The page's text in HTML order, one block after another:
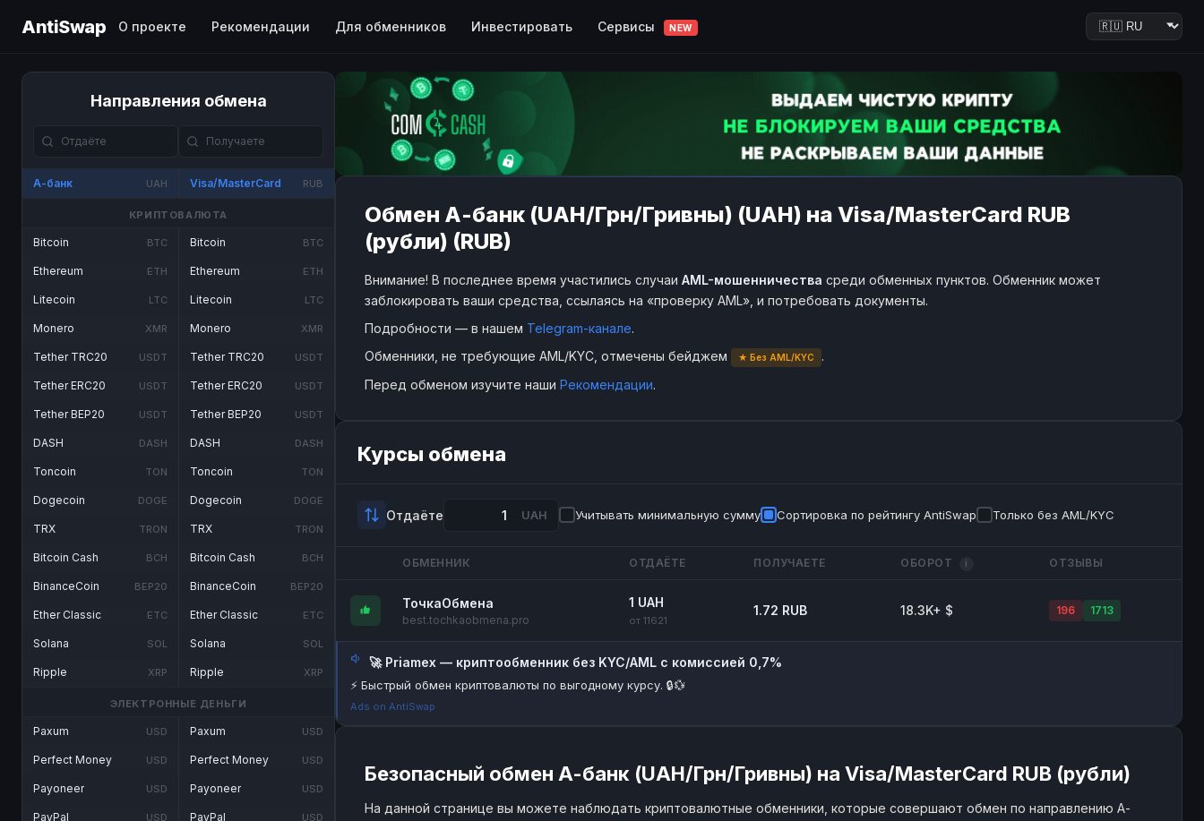
AntiSwap О проекте Рекомендации Для обменников Инвестировать Сервисы NEW
Направления обмена
А-банк UAH Visa/MasterCard RUB
КРИПТОВАЛЮТА
Bitcoin BTC
Ethereum ETH
Litecoin LTC
Monero XMR
Tether TRC20 USDT
Tether ERC20 USDT
Tether BEP20 USDT
DASH DASH
Toncoin TON
Dogecoin DOGE
TRX TRON
Bitcoin Cash BCH
BinanceCoin BEP20
Ether Classic ETC
Solana SOL
Ripple XRP
Bitcoin BTC
Ethereum ETH
Litecoin LTC
Monero XMR
Tether TRC20 USDT
Tether ERC20 USDT
Tether BEP20 USDT
DASH DASH
Toncoin TON
Dogecoin DOGE
TRX TRON
Bitcoin Cash BCH
BinanceCoin BEP20
Ether Classic ETC
Solana SOL
Ripple XRP
ЭЛЕКТРОННЫЕ ДЕНЬГИ
Paxum USD
Perfect Money USD
Payoneer USD
PayPal USD
Paxum USD
Perfect Money USD
Payoneer USD
PayPal USD
Обмен А-банк (UAH/Грн/Гривны) (UAH) на Visa/MasterCard RUB
(рубли) (RUB)
Внимание! В последнее время участились случаи AML-мошенничества среди обменных пунктов. Обменник может
заблокировать ваши средства, ссылаясь на «проверку AML», и потребовать документы.
Подробности — в нашем Telegram-канале.
Обменники, не требующие AML/KYC, отмечены бейджем
★ Без AML/KYC
.
Перед обменом изучите наши Рекомендации.
Курсы обмена
Отдаёте UAH Учитывать минимальную сумму Сортировка по рейтингу AntiSwap Только без AML/KYC
ОБМЕННИК ОТДАЁТЕ ПОЛУЧАЕТЕ ОБОРОТ i ОТЗЫВЫ
ТочкаОбмена
best.tochkaobmena.pro
1 UAH
от 11621
1.72 RUB 18.3K+ $ 196 1713
🚀 Priamex — криптообменник без KYC/AML с комиссией 0,7%
⚡ Быстрый обмен криптовалюты по выгодному курсу. 🔒💱
Ads on AntiSwap
Безопасный обмен А-банк (UAH/Грн/Гривны) на Visa/MasterCard RUB (рубли)
На данной странице вы можете наблюдать криптовалютные обменники, которые совершают обмен по направлению А-